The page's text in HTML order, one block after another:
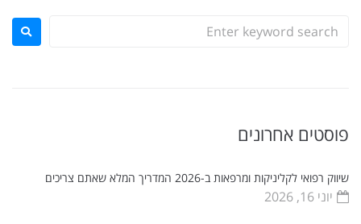
פוסטים אחרונים
שיווק רפואי לקליניקות ומרפאות ב-2026 המדריך המלא שאתם צריכים
יוני 16, 2026